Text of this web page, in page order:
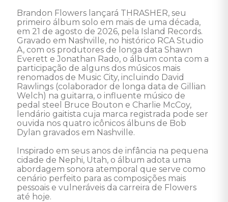
Brandon Flowers lançará THRASHER, seu
primeiro álbum solo em mais de uma década,
em 21 de agosto de 2026, pela Island Records.
Gravado em Nashville, no histórico RCA Studio
A, com os produtores de longa data Shawn
Everett e Jonathan Rado, o álbum conta com a
participação de alguns dos músicos mais
renomados de Music City, incluindo David
Rawlings (colaborador de longa data de Gillian
Welch) na guitarra, o influente músico de
pedal steel Bruce Bouton e Charlie McCoy,
lendário gaitista cuja marca registrada pode ser
ouvida nos quatro icônicos álbuns de Bob
Dylan gravados em Nashville.
Inspirado em seus anos de infância na pequena
cidade de Nephi, Utah, o álbum adota uma
abordagem sonora atemporal que serve como
cenário perfeito para as composições mais
pessoais e vulneráveis da carreira de Flowers
até hoje.